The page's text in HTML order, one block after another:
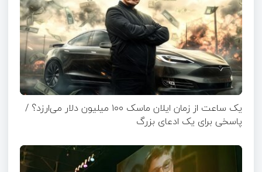
یک ساعت از زمان ایلان ماسک ۱۰۰ میلیون دلار می‌ارزد؟ /
پاسخی برای یک ادعای بزرگ